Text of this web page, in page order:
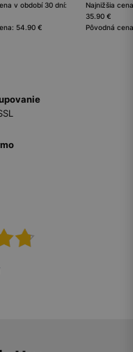
v období 30 dní:
54.90 €
Najnižšia
35.90 €
Pôvodná